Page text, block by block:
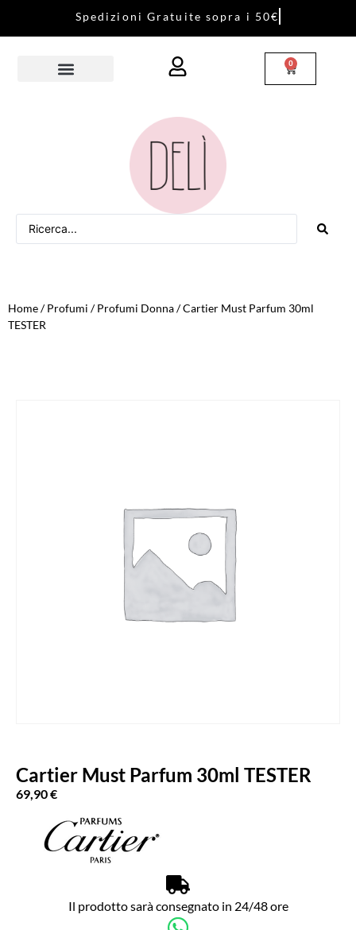
Spe dizio n i Grat uit e sopr a i 50
€
0
Home/Profumi /Profumi Donna/ Cartier Must Parfum 30ml
TESTER
Cartier Must Parfum 30ml TESTER
69,90€
Il prodotto sarà consegnato in 24/48 ore